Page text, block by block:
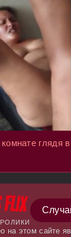
на этом сайте